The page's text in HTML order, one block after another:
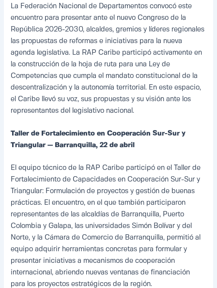
La Federación Nacional de Departamentos convocó este
encuentro para presentar ante el nuevo Congreso de la
República 2026-2030, alcaldes, gremios y líderes regionales
las propuestas de reformas e iniciativas para la nueva
agenda legislativa. La RAP Caribe participó activamente en
la construcción de la hoja de ruta para una Ley de
Competencias que cumpla el mandato constitucional de la
descentralización y la autonomía territorial. En este espacio,
el Caribe llevó su voz, sus propuestas y su visión ante los
representantes del legislativo nacional.
Taller de Fortalecimiento en Cooperación Sur-Sur y
Triangular — Barranquilla, 22 de abril
El equipo técnico de la RAP Caribe participó en el Taller de
Fortalecimiento de Capacidades en Cooperación Sur-Sur y
Triangular: Formulación de proyectos y gestión de buenas
prácticas. El encuentro, en el que también participaron
representantes de las alcaldías de Barranquilla, Puerto
Colombia y Galapa, las universidades Simón Bolívar y del
Norte, y la Cámara de Comercio de Barranquilla, permitió al
equipo adquirir herramientas concretas para formular y
presentar iniciativas a mecanismos de cooperación
internacional, abriendo nuevas ventanas de financiación
para los proyectos estratégicos de la región.